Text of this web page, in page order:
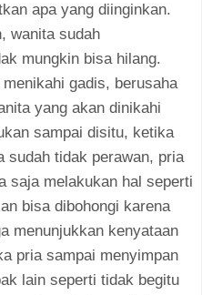
apa yang diinginkan.
wanita sudah
mungkin bisa hilang.
gadis, berusaha
yang akan dinikahi
sampai disitu, ketika
sudah tidak perawan, pria
saja melakukan hal seperti
bisa dibohongi karena
menunjukkan kenyataan
pria sampai menyimpan
lain seperti tidak begitu